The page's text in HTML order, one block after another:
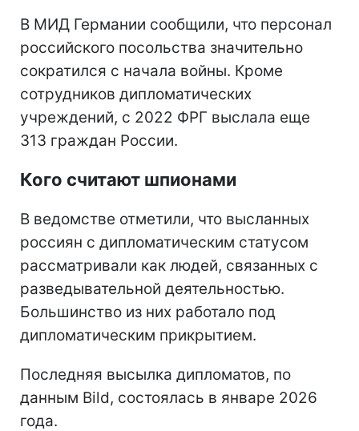
В МИД Германии сообщили, что персонал
российского посольства значительно
сократился с начала войны. Кроме
сотрудников дипломатических
учреждений, с 2022 ФРГ выслала еще
313 граждан России.
Кого считают шпионами
В ведомстве отметили, что высланных
россиян с дипломатическим статусом
рассматривали как людей, связанных с
разведывательной деятельностью.
Большинство из них работало под
дипломатическим прикрытием.
Последняя высылка дипломатов, по
данным Bild, состоялась в январе 2026
года.